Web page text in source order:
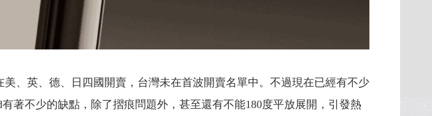
、英、德、日四國開賣，台灣未在首波開賣名單中。不過現在已經有不少
著不少的缺點，除了摺痕問題外，甚至還有不能180度平放展開，引發熱